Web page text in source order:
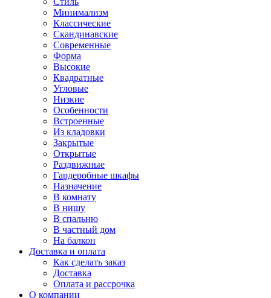
Минимализм
Классические
Скандинавские
Современные
Форма
Высокие
Квадратные
Угловые
Низкие
Особенности
Встроенные
Из кладовки
Закрытые
Открытые
Раздвижные
Гардеробные шкафы
Назначение
В комнату
В нишу
В спальню
В частный дом
На балкон
Доставка и оплата
Как сделать заказ
Доставка
Оплата и рассрочка
О компании